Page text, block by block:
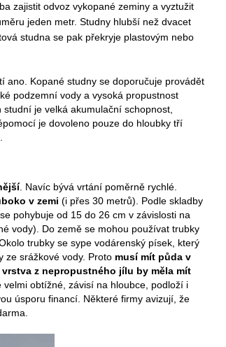
zajistit odvoz vykopané zeminy a vyztužit
jeden metr. Studny hlubší než dvacet
studna se pak překryje plastovým nebo
ano. Kopané studny se doporučuje provádět
podzemní vody a vysoká propustnost
je velká akumulační schopnost,
je dovoleno pouze do hloubky tří
. Navíc bývá vrtání poměrně rychlé.
v zemi (i přes 30 metrů). Podle skladby
pohybuje od 15 do 26 cm v závislosti na
vody). Do země se mohou používat trubky
trubky se sype vodárenský písek, který
ze srážkové vody. Proto musí mít půda v
z nepropustného jílu by měla mít
velmi obtížné, závisí na hloubce, podloží i
úsporu financí. Některé firmy avizují, že